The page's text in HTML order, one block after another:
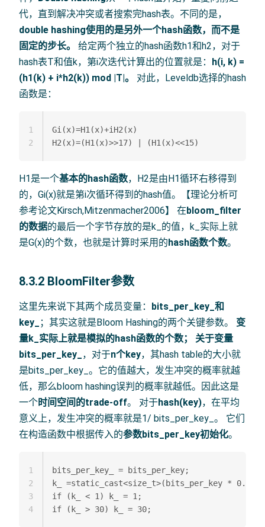
代，直到解决冲突或者搜索完hash表。不同的是，
double hashing使用的是另外一个hash函数，而不是
固定的步长。
给定两个独立的hash函数h1和h2，对于
hash表T和值k，第i次迭代计算出的位置就是：
h(i, k) =
(h1(k) + i*h2(k)) mod |T|。
对此，Leveldb选择的hash
函数是：
Gi(x)=H1(x)+iH2(x)
1
2
H1是一个基本的hash函数，H2是由H1循环右移得到
的，Gi(x)就是第i次循环得到的hash值。【理论分析可
参考论文Kirsch,Mitzenmacher2006】 在 bloom_filter
的数据的最后一个字节存放的是k_的值，k_实际上就
是G(x)的个数，也就是计算时采用的 hash函数个数。
8.3.2 BloomFilter参数
这里先来说下其两个成员变量：
bits_per_key_和
key_
；其实这就是Bloom Hashing的两个关键参数。 变
量k_ 实际上就是模拟的hash函数的个数； 关于变量
bits_per_key_ ，对于n个key，其hash table的大小就
是bits_per_key_。它的值越大，发生冲突的概率就越
低，那么bloom hashing误判的概率就越低。因此这是
一个时间空间的trade-off。 对于hash(key)，在平均
意义上，发生冲突的概率就是1/ bits_per_key_。 它们
在构造函数中根据传入的参数bits_per_key初始化。
bits_per_key_ = bits_per_key;
k_ =static_cast<size_t>(bits_per_key *
if (k_ < 1) k_ = 1;
1
2
3
4